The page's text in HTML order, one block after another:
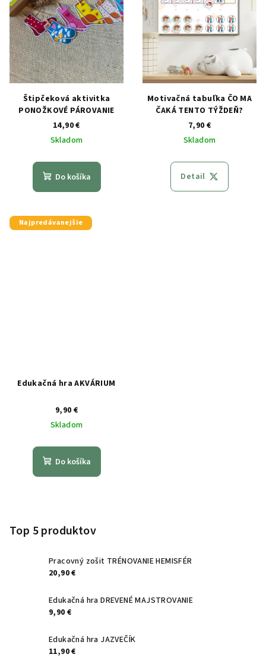
Štipčeková aktivitka
PONOŽKOVÉ PÁROVANIE
14,90 €
Skladom
Do košíka
Motivačná tabuľka ČO MA
ČAKÁ TENTO TÝŽDEŇ?
7,90 €
Skladom
Detail
Najpredávanejšie
Edukačná hra AKVÁRIUM
9,90 €
Skladom
Do košíka
Top 5 produktov
Pracovný zošit TRÉNOVANIE HEMISFÉR
20,90 €
Edukačná hra DREVENÉ MAJSTROVANIE
9,90 €
Edukačná hra JAZVEČÍK
11,90 €